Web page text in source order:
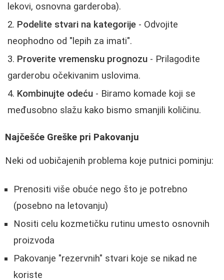
lekovi, osnovna garderoba).
Podelite stvari na kategorije - Odvojite
neophodno od "lepih za imati".
Proverite vremensku prognozu - Prilagodite
garderobu očekivanim uslovima.
Kombinujte odeću - Biramo komade koji se
međusobno slažu kako bismo smanjili količinu.
Najčešće Greške pri Pakovanju
Neki od uobičajenih problema koje putnici pominju:
Prenositi više obuće nego što je potrebno
(posebno na letovanju)
Nositi celu kozmetičku rutinu umesto osnovnih
proizvoda
Pakovanje "rezervnih" stvari koje se nikad ne
koriste